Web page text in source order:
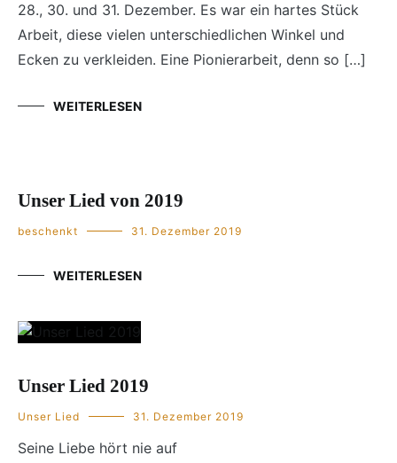
28., 30. und 31. Dezember. Es war ein hartes Stück
Arbeit, diese vielen unterschiedlichen Winkel und
Ecken zu verkleiden. Eine Pionierarbeit, denn so […]
WEITERLESEN
Unser Lied von 2019
beschenkt 31. Dezember 2019
WEITERLESEN
Unser Lied 2019
Unser Lied 31. Dezember 2019
Seine Liebe hört nie auf